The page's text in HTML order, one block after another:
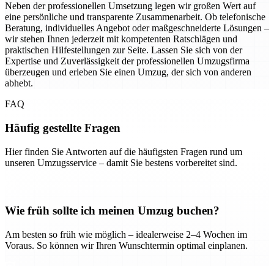
Neben der professionellen Umsetzung legen wir großen Wert auf
eine persönliche und transparente Zusammenarbeit. Ob telefonische
Beratung, individuelles Angebot oder maßgeschneiderte Lösungen –
wir stehen Ihnen jederzeit mit kompetenten Ratschlägen und
praktischen Hilfestellungen zur Seite. Lassen Sie sich von der
Expertise und Zuverlässigkeit der professionellen Umzugsfirma
überzeugen und erleben Sie einen Umzug, der sich von anderen
abhebt.
FAQ
Häufig gestellte Fragen
Hier finden Sie Antworten auf die häufigsten Fragen rund um
unseren Umzugsservice – damit Sie bestens vorbereitet sind.
Wie früh sollte ich meinen Umzug buchen?
Am besten so früh wie möglich – idealerweise 2–4 Wochen im
Voraus. So können wir Ihren Wunschtermin optimal einplanen.